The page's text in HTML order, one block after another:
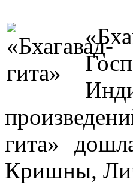
гита»
Кришны,